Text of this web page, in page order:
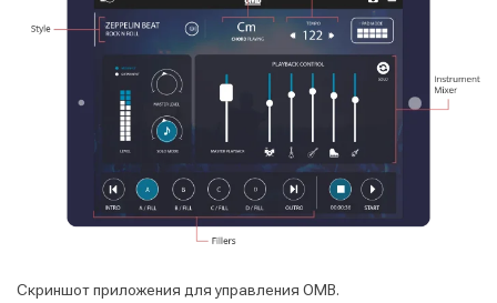
Скриншот приложения для управления OMB.